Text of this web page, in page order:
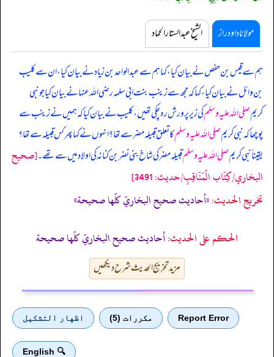
مولانا داود راز الشیخ عبدالستار الحماد
ہم سے قیس بن حفص نے بیان کیا، کہا ہم سے عبدالواحد بن زیاد نے بیان کیا، ان سے کلیب
بن وائل نے بیان کیا، کہا کہمجھ سے زینب بنت ابی سلمہ رضی اللہ عنہا نے بیان کیا جو نبی
کریمصلی اللہ علیہ وسلمکی زیر پرورش رہ چکی تھیں، کلیب نے بیان کیا کہ ہمیں نے زینب سے
پوچھا کہ نبی کریمصلی اللہ علیہ وسلمکا تعلق قبیلہ مضر سے تھا؟ انہوں نے کہا پھر کس قبیلہ سے تھا؟
یقیناً نبی کریمصلی اللہ علیہ وسلمقبیلہ مضر کی شاخ بنی نضر بن کنانہ کی اولاد میں سے تھے۔[صحيح
البخاري/كِتَاب الْمَنَاقِبِ/حدیث: 3491]
تخریج الحدیث:«أحاديث صحيح البخاريّ كلّها صحيحة»
الحكم على الحديث:أحاديث صحيح البخاريّ كلّها صحيحة
مزید تخریج الحدیث شرح دیکھیں
Report Error مكررات (5) اظهار التشكيل
🔍 English